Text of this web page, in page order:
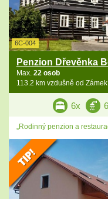
6C-004
Penzion Dřevěnka
Max. 22 osob
113.2 km vzdušně od
6x
„Rodinný penzion a